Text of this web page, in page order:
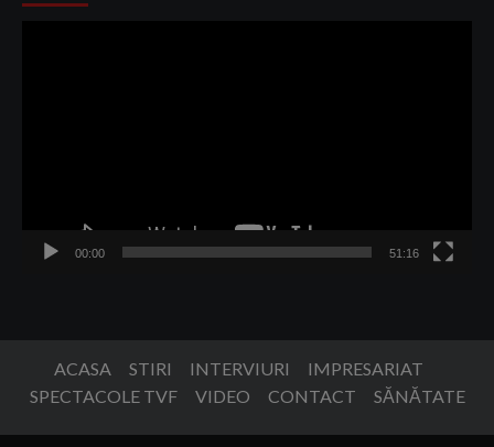
00:00 51:16
ACASA STIRI INTERVIURI
IMPRESARIAT
SPECTACOLE TVF
VIDEO CONTACT SĂNĂTATE